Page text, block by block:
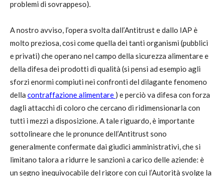
problemi di sovrappeso).
A nostro avviso, l’opera svolta dall’Antitrust e dallo IAP è
molto preziosa, così come quella dei tanti organismi (pubblici
e privati) che operano nel campo della sicurezza alimentare e
della difesa dei prodotti di qualità (si pensi ad esempio agli
sforzi enormi compiuti nei confronti del dilagante fenomeno
della contraffazione alimentare ) e perciò va difesa con forza
dagli attacchi di coloro che cercano di ridimensionarla con
tutti i mezzi a disposizione. A tale riguardo, è importante
sottolineare che le pronunce dell’Antitrust sono
generalmente confermate dai giudici amministrativi, che si
limitano talora a ridurre le sanzioni a carico delle aziende: è
un segno inequivocabile del rigore con cui l’Autorità svolge la